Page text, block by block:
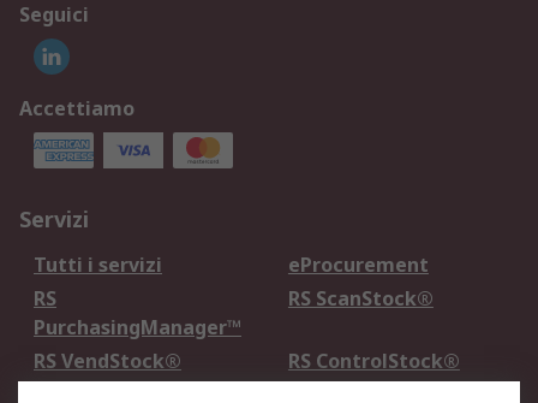
Seguici
Accettiamo
Servizi
Tutti i servizi
eProcurement
RS
PurchasingManager™
RS ScanStock®
RS VendStock®
RS ControlStock®